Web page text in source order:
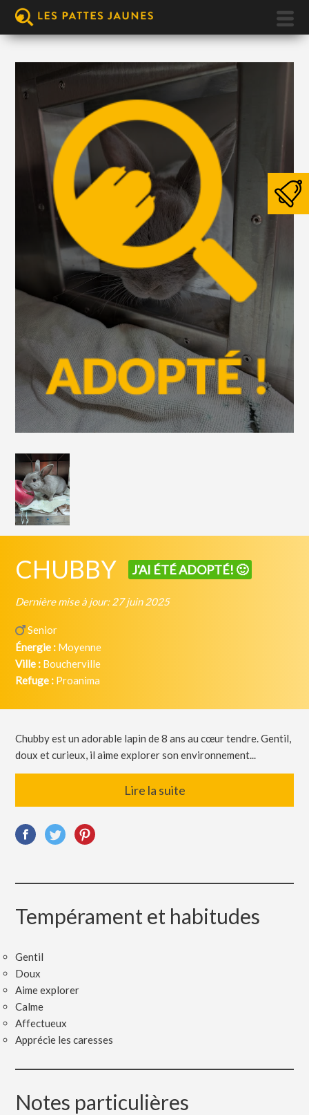
CHUBBY J'AI ÉTÉ ADOPTÉ! 🙂
Dernière mise à jour: 27 juin 2025
Senior
Énergie : Moyenne
Ville : Boucherville
Refuge : Proanima
Chubby est un adorable lapin de 8 ans au cœur tendre. Gentil,
doux et curieux, il aime explorer son environnement...
Lire la suite
Tempérament et habitudes
Gentil
Doux
Aime explorer
Calme
Affectueux
Apprécie les caresses
Notes particulières